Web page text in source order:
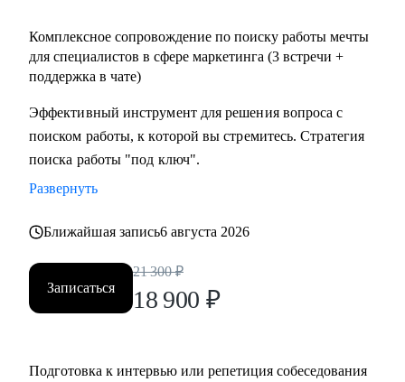
Комплексное сопровождение по поиску работы мечты
для специалистов в сфере маркетинга (3 встречи +
поддержка в чате)
Эффективный инструмент для решения вопроса с
поиском работы, к которой вы стремитесь. Стратегия
поиска работы "под ключ".
Развернуть
Ближайшая запись6 августа 2026
Записаться
21 300 ₽
18 900 ₽
Подготовка к интервью или репетиция собеседования